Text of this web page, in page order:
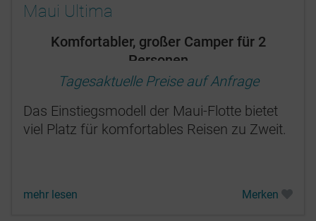
Maui Ultima
Komfortabler, großer Camper für 2
Personen
Tagesaktuelle Preise auf Anfrage
Das Einstiegsmodell der Maui-Flotte bietet
viel Platz für komfortables Reisen zu Zweit.
mehr lesen Merken